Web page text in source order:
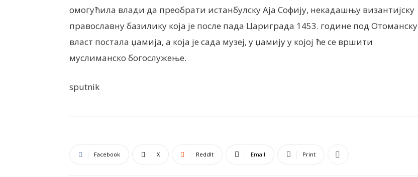
омогућила влади да преобрати истанбулску Аја Софију, некадашњу византијску
православну базилику која је после пада Цариграда 1453. године под Отоманску
власт постала џамија, а која је сада музеј, у џамију у којој ће се вршити
муслиманско богослужење.
sputnik
Facebook X ReddIt Email Print